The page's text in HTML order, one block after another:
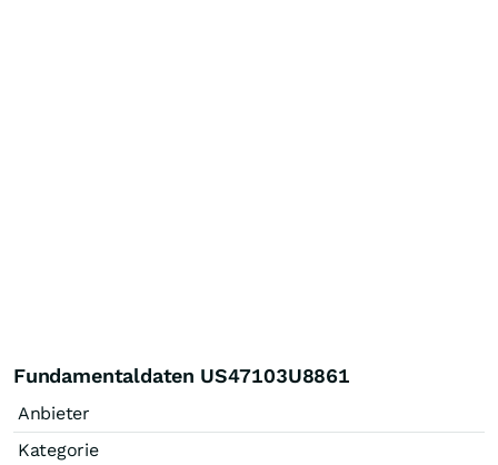
Fundamentaldaten US47103U8861
Anbieter
Kategorie